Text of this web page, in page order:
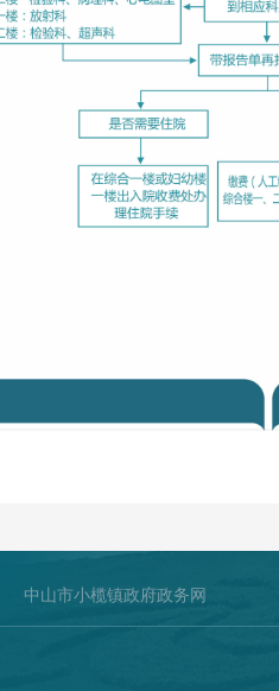
中山市小榄镇政府政务网